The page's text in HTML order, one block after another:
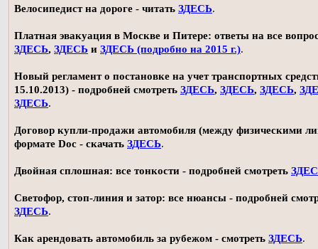
Велосипедист на дороге - читать ЗДЕСЬ.
Платная эвакуация в Москве и Питере: ответы на все
ЗДЕСЬ, ЗДЕСЬ и ЗДЕСЬ (подробно на 2015 г.).
Новый регламент о постановке на учет транспортных
15.10.2013) - подробней смотреть ЗДЕСЬ, ЗДЕСЬ, ЗДЕСЬ,
ЗДЕСЬ.
Договор купли-продажи автомобиля (между физическими
формате Doc - скачать ЗДЕСЬ.
Двойная сплошная: все тонкости - подробней смотреть
Светофор, стоп-линия и затор: все нюансы - подробней
ЗДЕСЬ.
Как арендовать автомобиль за рубежом - смотреть ЗДЕСЬ.